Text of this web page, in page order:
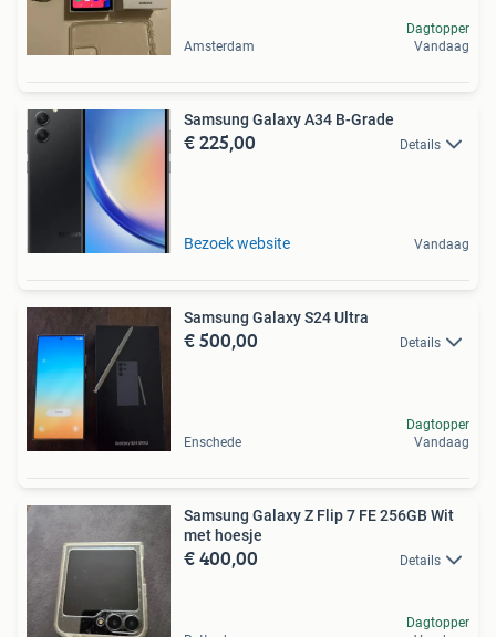
Amsterdam
Dagtopper
Vandaag
Samsung Galaxy A34 B-Grade
€ 225,00 Details
Bezoek website Vandaag
Samsung Galaxy S24 Ultra
€ 500,00 Details
Enschede
Dagtopper
Vandaag
Samsung Galaxy Z Flip 7 FE 256GB Wit
met hoesje
€ 400,00 Details
Dagtopper